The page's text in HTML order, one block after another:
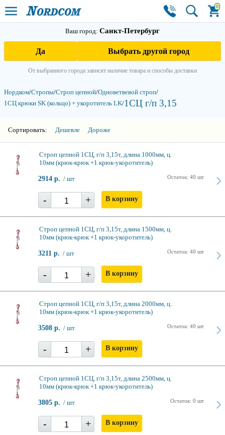
0
Ваш город: Санкт-Петербург
Да Выбрать другой город
От выбранного города зависят наличие товара и способы доставки
Нордком/Стропы/Строп цепной/Одноветвевой строп/
1СЦ крюки SK (кольцо) + укоротитель LK/1СЦ г/п 3,15
Сортировать: Дешевле Дороже
Строп цепной 1СЦ, г/п 3,15т, длина 1000мм, ц.
10мм (крюк-крюк +1 крюк-укоротитель)
Остаток: 40 шт
2914 р. / шт
- + В корзину
Строп цепной 1СЦ, г/п 3,15т, длина 1500мм, ц.
10мм (крюк-крюк +1 крюк-укоротитель)
Остаток: 40 шт
3211 р. / шт
- + В корзину
Строп цепной 1СЦ, г/п 3,15т, длина 2000мм, ц.
10мм (крюк-крюк +1 крюк-укоротитель)
Остаток: 40 шт
3508 р. / шт
- + В корзину
Строп цепной 1СЦ, г/п 3,15т, длина 2500мм, ц.
10мм (крюк-крюк +1 крюк-укоротитель)
Остаток: 0 шт
3805 р. / шт
- + В корзину